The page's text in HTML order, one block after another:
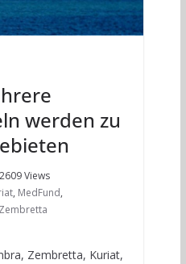
werden zu
2609 Views
, MedFund,
Zembretta
Zembretta, Kuriat,